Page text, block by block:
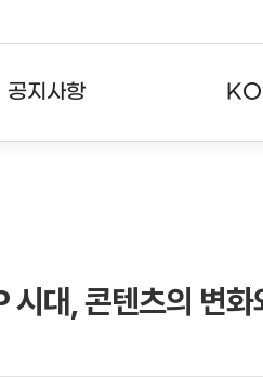
공지사항
비스도움말
대, 콘텐츠의 변화